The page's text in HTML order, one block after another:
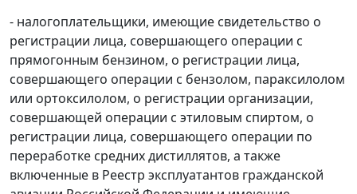
- налогоплательщики, имеющие свидетельство о
регистрации лица, совершающего операции с
прямогонным бензином, о регистрации лица,
совершающего операции с бензолом, параксилолом
или ортоксилолом, о регистрации организации,
совершающей операции с этиловым спиртом, о
регистрации лица, совершающего операции по
переработке средних дистиллятов, а также
включенные в Реестр эксплуатантов гражданской